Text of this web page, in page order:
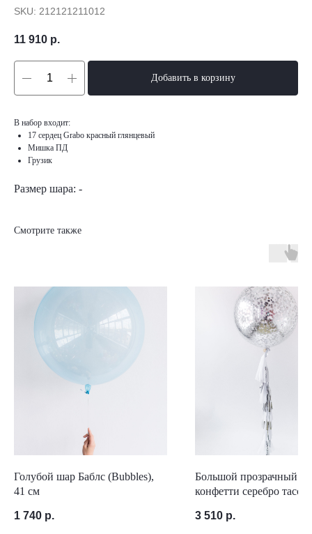
SKU: 212121211012
11 910 р.
Добавить в корзину
В набор входит:
17 сердец Grabo красный глянцевый
Мишка ПД
Грузик
Размер шара: -
Смотрите также
Голубой шар Баблс (Bubbles),
41 см
1 740 р.
Большой прозрачный
конфетти серебро тассел
3 510 р.